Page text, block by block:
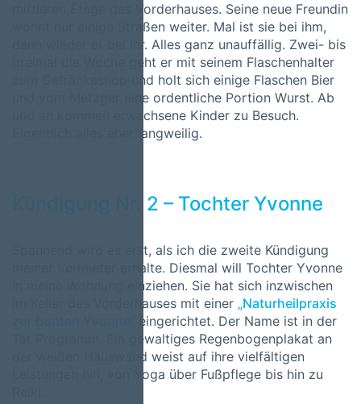
mittleren Etage des Vorderhauses. Seine neue Freundin
wohnt nur einige Straßen weiter. Mal ist sie bei ihm,
dann wieder er bei ihr. Alles ganz unauffällig. Zwei- bis
dreimal die Woche geht er mit seinem Flaschenhalter
zum Getränkeshop und holt sich einige Flaschen Bier
und vom Metzger eine ordentliche Portion Wurst. Ab
und an kommen erwachsene Kinder zu Besuch.
Eigentlich alles eher langweilig.
Kündigung Nr. 2 – Tochter Yvonne
Spannend wird es erst, als ich die zweite Kündigung
meiner Vermieter erhalte. Diesmal will Tochter Yvonne
in meine Wohnung einziehen. Sie hat sich inzwischen
im Keller des Vorderhauses mit einer „Naturheilpraxis
eingerichtet. Der Name ist in der
Tat Programm. Ein gewaltiges Regenbogenplakat an
der weißen Hauswand weist auf ihre vielfältigen
Leistungen hin, von Yoga über Fußpflege bis hin zu